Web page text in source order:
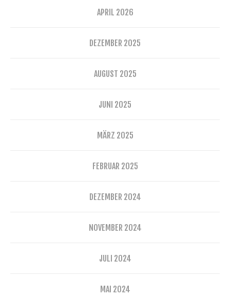
APRIL 2026
DEZEMBER 2025
AUGUST 2025
JUNI 2025
MÄRZ 2025
FEBRUAR 2025
DEZEMBER 2024
NOVEMBER 2024
JULI 2024
MAI 2024